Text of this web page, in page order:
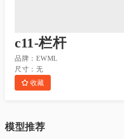
c11-栏杆
品牌： EWML
尺寸： 无
收藏
模型推荐